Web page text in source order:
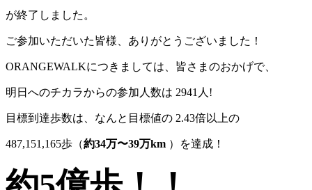
が終了しました。
ご参加いただいた皆様、ありがとうございました！
ORANGEWALKにつきましては、皆さまのおかげで、
明日へのチカラからの参加人数は 2941人!
目標到達歩数は、なんと目標値の 2.43倍以上の
487,151,165歩（約34万〜39万km ）を達成！